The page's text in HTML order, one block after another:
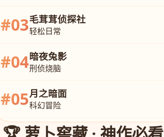
#03毛茸茸侦探社
轻松日常
#04暗夜兔影
刑侦烧脑
#05月之暗面
科幻冒险